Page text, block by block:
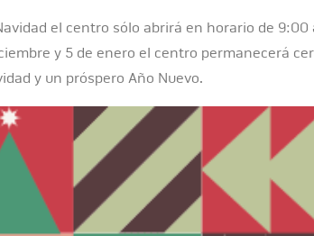
el centro sólo abrirá en horario de 9:00
y 5 de enero el centro permanecerá
y un próspero Año Nuevo.